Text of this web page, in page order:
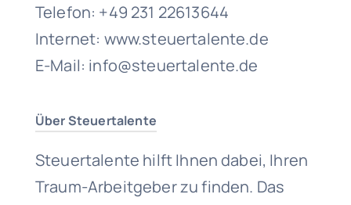
Telefon: +49 231 22613644
Internet: www.steuertalente.de
E-Mail: info@steuertalente.de
Über Steuertalente
Steuertalente hilft Ihnen dabei, Ihren
Traum-Arbeitgeber zu finden. Das